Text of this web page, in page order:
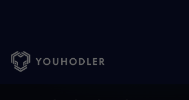
Home Aiuto /Le migliori criptovalute su cui